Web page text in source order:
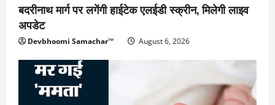
बदरीनाथ मार्ग पर लगेंगी हाईटेक एलईडी स्क्रीन, मिलेगी लाइव
अपडेट
Devbhoomi Samachar™ August 6, 2026